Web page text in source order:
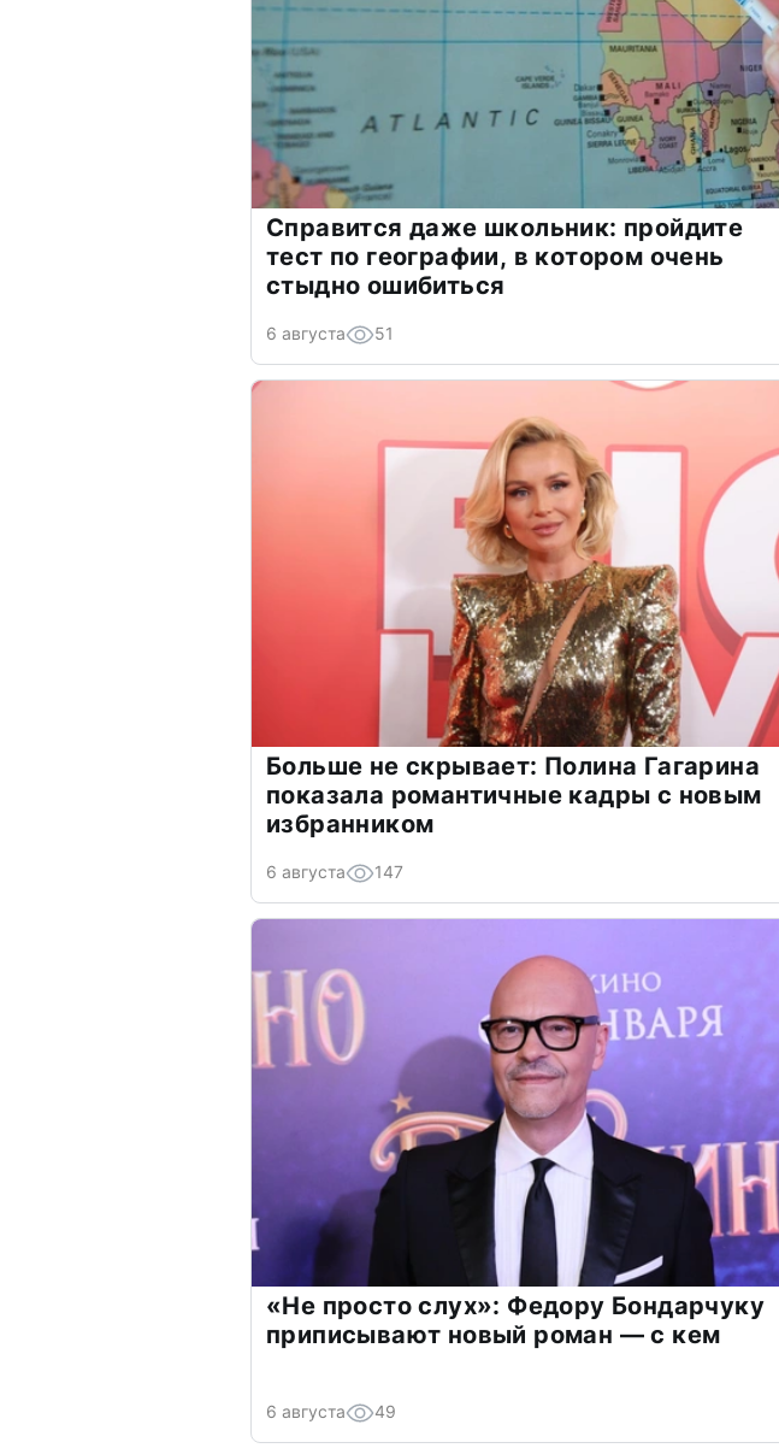
Справится даже школьник: пройдите
тест по географии, в котором очень
стыдно ошибиться
6 августа 51
Больше не скрывает: Полина Гагарина
показала романтичные кадры с новым
избранником
6 августа 147
«Не просто слух»: Федору Бондарчуку
приписывают новый роман — с кем
6 августа 49